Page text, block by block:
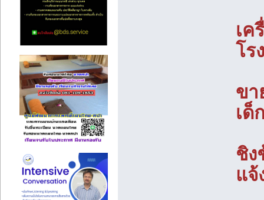
เค
โร
ขา
เด็
ชิง
แจ้